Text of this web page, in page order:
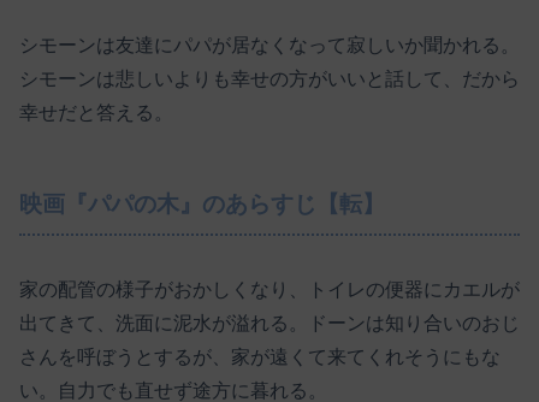
シモーンは友達にパパが居なくなって寂しいか聞かれる。
シモーンは悲しいよりも幸せの方がいいと話して、だから
幸せだと答える。
映画『パパの木』のあらすじ【転】
家の配管の様子がおかしくなり、トイレの便器にカエルが
出てきて、洗面に泥水が溢れる。ドーンは知り合いのおじ
さんを呼ぼうとするが、家が遠くて来てくれそうにもな
い。自力でも直せず途方に暮れる。